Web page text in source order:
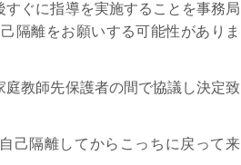
ぐに指導を実施することを事務局
隔離をお願いする可能性がありま
教師先保護者の間で協議し決定致
己隔離してからこっちに戻って来